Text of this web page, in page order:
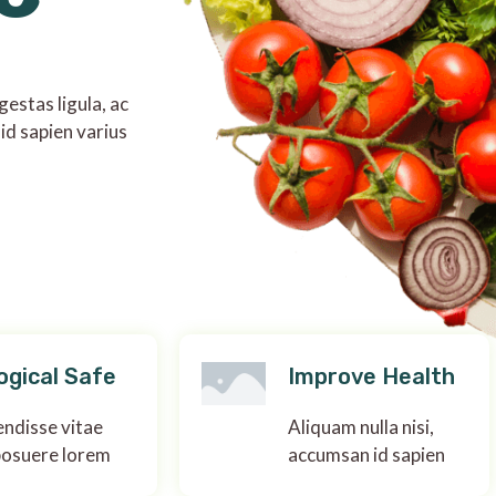
ligula, ac
sapien varius
Safe
vitae
lorem
Improve Health
Aliquam nulla nisi,
accumsan id sapien